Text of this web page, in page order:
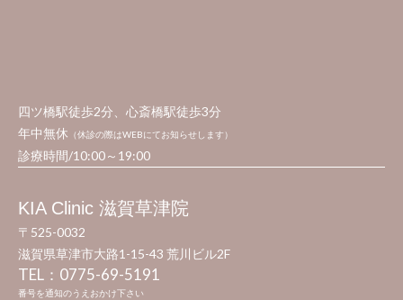
四ツ橋駅徒歩2分、心斎橋駅徒歩3分
年中無休 （休診の際はWEBにてお知らせします）
診療時間/10:00～19:00
KIA Clinic 滋賀草津院
〒525-0032
滋賀県草津市大路1-15-43 荒川ビル2F​
TEL：0775-69-5191​
番号を通知のうえおかけ下さい